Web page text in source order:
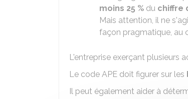
moins 25 % du chiffre
Mais attention, il ne
façon pragmatique, au
L'entreprise exerçant plusieurs
Le code APE doit figurer sur les
Il peut également aider à